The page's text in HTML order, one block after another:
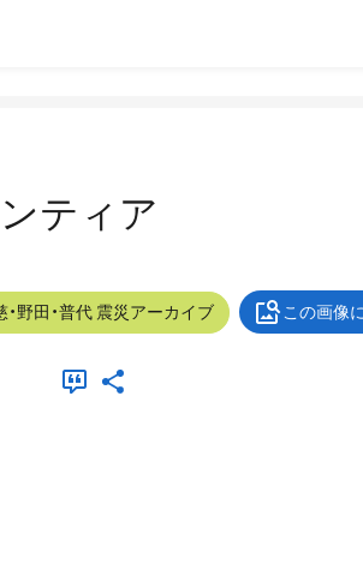
ティア
・野田・普代 震災アーカイブ この画像